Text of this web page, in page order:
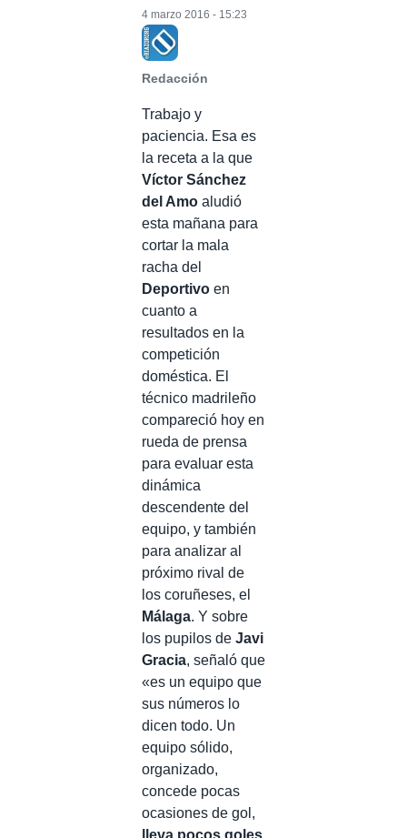
Redacción
4 marzo 2016 - 15:23
Trabajo y
paciencia. Esa es
la receta a la que
Víctor Sánchez
del Amo aludió
esta mañana para
cortar la mala
racha del
Deportivo en
cuanto a
resultados en la
competición
doméstica. El
técnico madrileño
compareció hoy en
rueda de prensa
para evaluar esta
dinámica
descendente del
equipo, y también
para analizar al
próximo rival de
los coruñeses, el
Málaga. Y sobre
los pupilos de Javi
Gracia, señaló que
«es un equipo que
sus números lo
dicen todo. Un
equipo sólido,
organizado,
concede pocas
ocasiones de gol,
lleva pocos goles